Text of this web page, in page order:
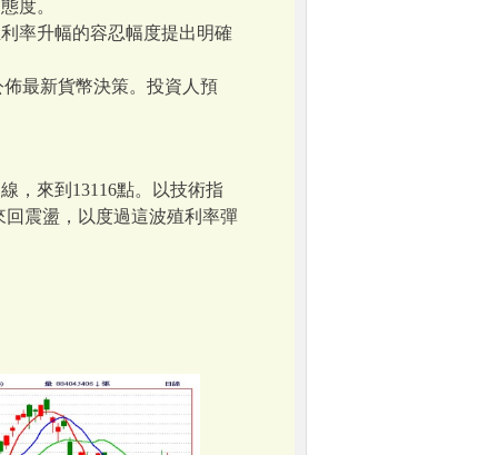
度。
率升幅的容忍幅度提出明確
最新貨幣決策。投資人預
，來到13116點。以技術指
回震盪，以度過這波殖利率彈